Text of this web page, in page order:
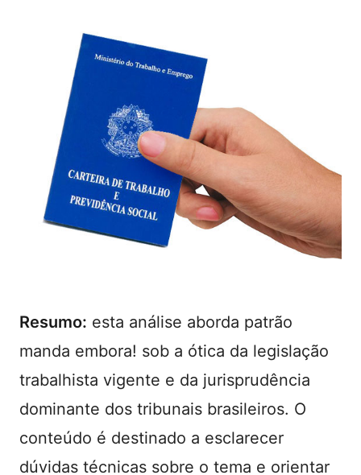
Resumo: esta análise aborda patrão
manda embora! sob a ótica da legislação
trabalhista vigente e da jurisprudência
dominante dos tribunais brasileiros. O
conteúdo é destinado a esclarecer
dúvidas técnicas sobre o tema e orientar